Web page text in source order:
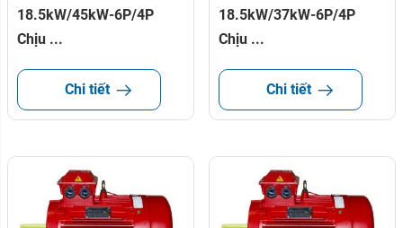
18.5kW/45kW-6P/4P
Chịu ...
Chi tiết
18.5kW/37kW-6P/4P
Chịu ...
Chi tiết